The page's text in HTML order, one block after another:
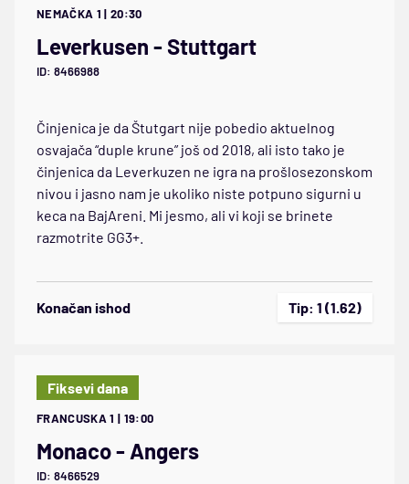
NEMAČKA 1 | 20:30
Leverkusen - Stuttgart
ID: 8466988
Činjenica je da Štutgart nije pobedio aktuelnog
osvajača “duple krune” još od 2018, ali isto tako je
činjenica da Leverkuzen ne igra na prošlosezonskom
nivou i jasno nam je ukoliko niste potpuno sigurni u
keca na BajAreni. Mi jesmo, ali vi koji se brinete
razmotrite GG3+.
Konačan ishod Tip: 1 (1.62)
Fiksevi dana
FRANCUSKA 1 | 19:00
Monaco - Angers
ID: 8466529